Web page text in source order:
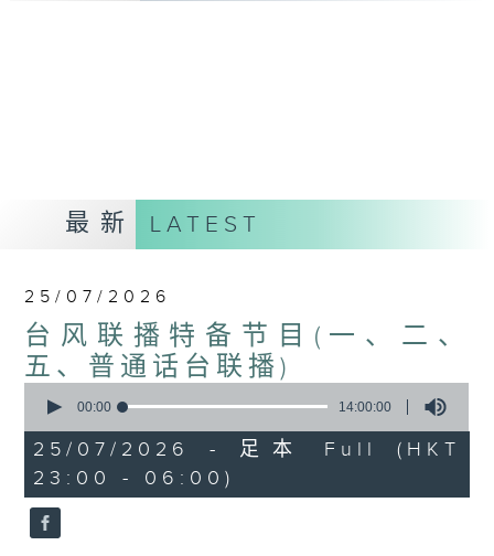
最新 LATEST
25/07/2026
台风联播特备节目(一、二、
五、普通话台联播)
seconds
14
hours,
0
seconds
00:00 14:00:00
25/07/2026 - 足本 Full (HKT
23:00 - 06:00)